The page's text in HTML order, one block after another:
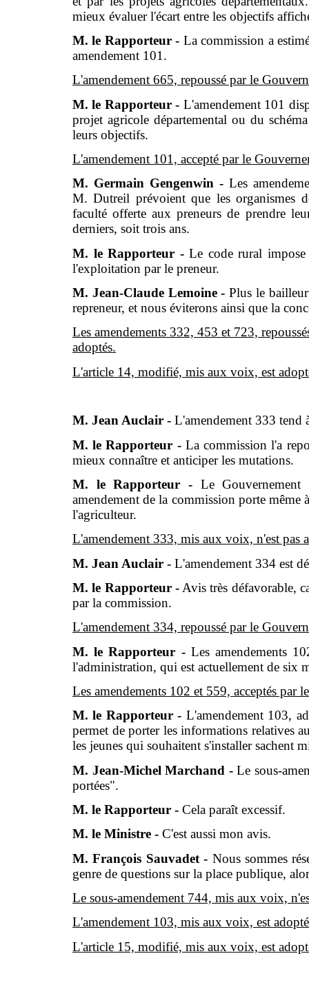
mieux évaluer l'écart entre les objectifs
M. le Rapporteur - La commission a
amendement 101.
L'amendement 665, repoussé par le
M. le Rapporteur - L'amendement 101
projet agricole départemental ou du
leurs objectifs.
L'amendement 101, accepté par le
M. Germain Gengenwin -Les
M. Dutreil prévoient que les organismes
faculté offerte aux preneurs de prendre
derniers, soit trois ans.
M. le Rapporteur -Le code rural impose
l'exploitation par le preneur.
M. Jean-Claude Lemoine - Plus le
repreneur, et nous éviterons ainsi que la
Les amendements 332, 453 et 723,
adoptés.
L'article 14, modifié, mis aux voix, est
M. Jean Auclair - L'amendement 333 tend
M. le Rapporteur -La commission l'a
mieux connaître et anticiper les mutations.
M. le Rapporteur - Le
amendement de la commission porte
l'agriculteur.
L'amendement 333, mis aux voix, n'est pas
M. Jean Auclair - L'amendement 334 est
M. le Rapporteur -Avis très défavorable,
par la commission.
L'amendement 334, repoussé par le
M. le Rapporteur -Les amendements
l'administration, qui est actuellement de six
Les amendements 102 et 559, acceptés
M. le Rapporteur - L'amendement 103,
permet de porter les informations relatives
les jeunes qui souhaitent s'installer sachent
M. Jean-Michel Marchand -Le sous-
portées".
M. le Rapporteur - Cela paraît excessif.
M. le Ministre - C'est aussi mon avis.
M. François Sauvadet - Nous sommes
genre de questions sur la place publique,
Le sous-amendement 744, mis aux voix,
L'amendement 103, mis aux voix, est
L'article 15, modifié, mis aux voix, est